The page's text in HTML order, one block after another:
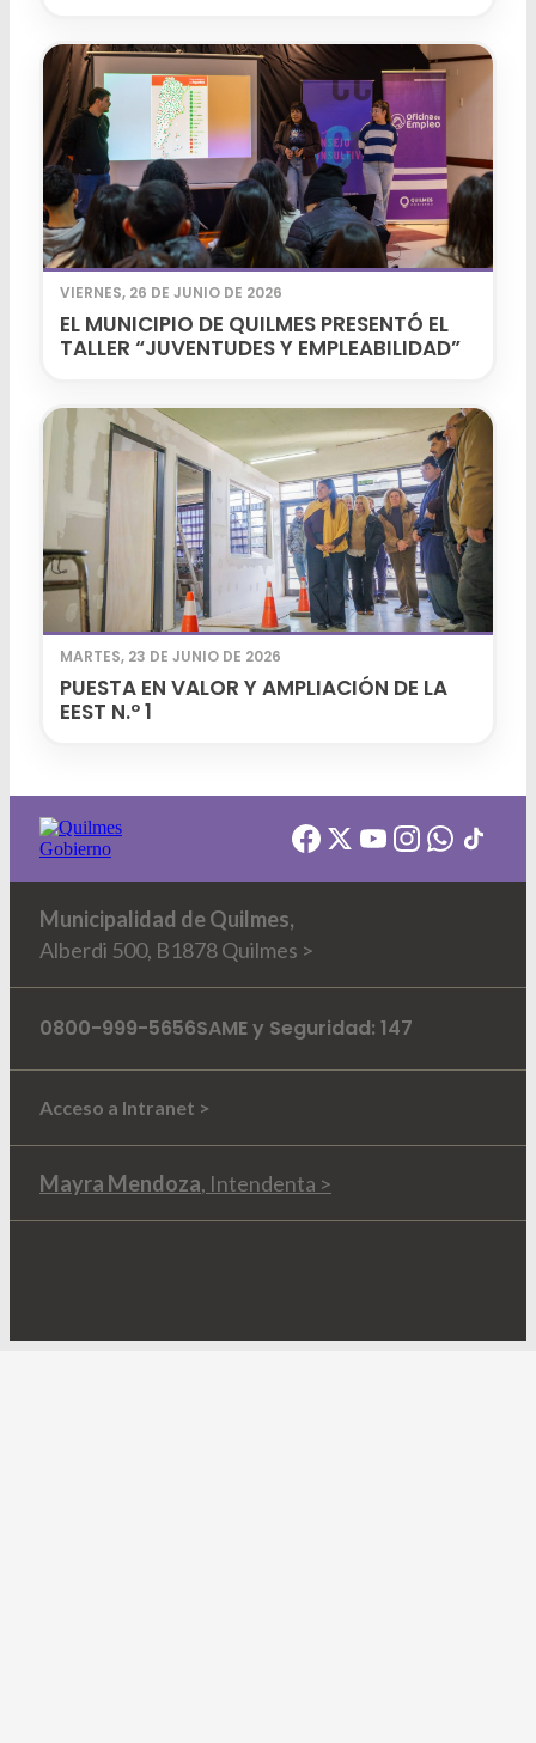
VIERNES, 26 DE JUNIO DE 2026
EL MUNICIPIO DE QUILMES PRESENTÓ EL
TALLER “JUVENTUDES Y EMPLEABILIDAD”
MARTES, 23 DE JUNIO DE 2026
PUESTA EN VALOR Y AMPLIACIÓN DE LA
EEST N.º 1
Municipalidad de Quilmes,
Alberdi 500, B1878 Quilmes >
0800-999-5656SAME y Seguridad: 147
Acceso a Intranet >
Mayra Mendoza, Intendenta >